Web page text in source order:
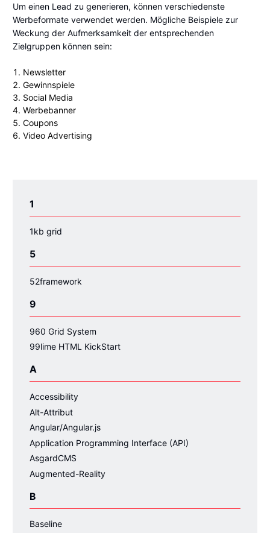
Um einen Lead zu generieren, können verschiedenste
Werbeformate verwendet werden. Mögliche Beispiele zur
Weckung der Aufmerksamkeit der entsprechenden
Zielgruppen können sein:
Newsletter
Gewinnspiele
Social Media
Werbebanner
Coupons
Video Advertising
1
1kb grid
5
52framework
9
960 Grid System
99lime HTML KickStart
A
Accessibility
Alt-Attribut
Angular/Angular.js
Application Programming Interface (API)
AsgardCMS
Augmented-Reality
B
Baseline